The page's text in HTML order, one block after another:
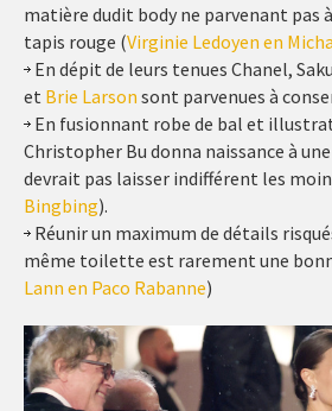
matière dudit body ne parvenant pas
tapis rouge (Virginie Ledoyen en
En dépit de leurs tenues Chanel,
et Brie Larson sont parvenues à
En fusionnant robe de bal et
Christopher Bu donna naissance à
devrait pas laisser indifférent les
Bingbing).
Réunir un maximum de détails
même toilette est rarement une
Lann en Paco Rabanne)